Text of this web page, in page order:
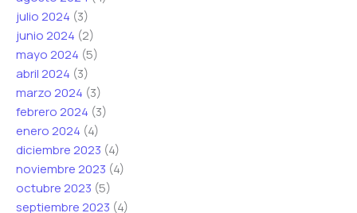
julio 2024 (3)
junio 2024 (2)
mayo 2024 (5)
abril 2024 (3)
marzo 2024 (3)
febrero 2024 (3)
enero 2024 (4)
diciembre 2023 (4)
noviembre 2023 (4)
octubre 2023 (5)
septiembre 2023 (4)